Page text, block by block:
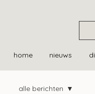
home nieuws
alle berichten